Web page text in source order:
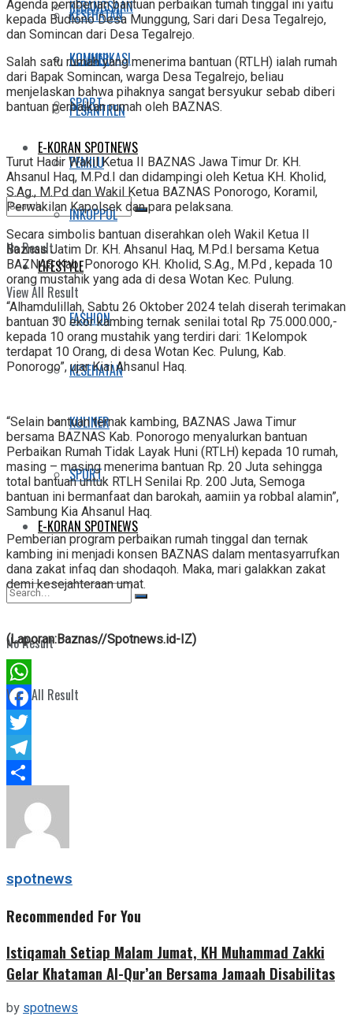
KESEHATAN
KULINER
SPORT
E-KORAN SPOTNEWS
No Result
View All Result
KEBANGSAAN
KOMUNIKASI
PESANTREN
PEMILU
INKOPPOL
LIFESTYLE
FASHION
KESEHATAN
KULINER
SPORT
E-KORAN SPOTNEWS
No Result
View All Result
Agenda pemberian bantuan perbaikan tumah tinggal ini yaitu
kepada Budiono Desa Munggung, Sari dari Desa Tegalrejo,
dan Somincan dari Desa Tegalrejo.
Salah satu rumah yang menerima bantuan (RTLH) ialah rumah
dari Bapak Somincan, warga Desa Tegalrejo, beliau
menjelaskan bahwa pihaknya sangat bersyukur sebab diberi
bantuan perbaikan rumah oleh BAZNAS.
Turut Hadir Wakil Ketua II BAZNAS Jawa Timur Dr. KH.
Ahsanul Haq, M.Pd.I dan didampingi oleh Ketua KH. Kholid,
S.Ag., M.Pd dan Wakil Ketua BAZNAS Ponorogo, Koramil,
Perwakilan Kapolsek dan para pelaksana.
Secara simbolis bantuan diserahkan oleh Wakil Ketua II
Baznas Jatim Dr. KH. Ahsanul Haq, M.Pd.I bersama Ketua
BAZNAS Kab. Ponorogo KH. Kholid, S.Ag., M.Pd , kepada 10
orang mustahik yang ada di desa Wotan Kec. Pulung.
“Alhamdulillah, Sabtu 26 Oktober 2024 telah diserah terimakan
bantuan 30 ekor kambing ternak senilai total Rp 75.000.000,-
kepada 10 orang mustahik yang terdiri dari: 1Kelompok
terdapat 10 Orang, di desa Wotan Kec. Pulung, Kab.
Ponorogo”, ujar Kiai Ahsanul Haq.
“Selain bantuan ternak kambing, BAZNAS Jawa Timur
bersama BAZNAS Kab. Ponorogo menyalurkan bantuan
Perbaikan Rumah Tidak Layak Huni (RTLH) kepada 10 rumah,
masing – masing menerima bantuan Rp. 20 Juta sehingga
total bantuan untuk RTLH Senilai Rp. 200 Juta, Semoga
bantuan ini bermanfaat dan barokah, aamiin ya robbal alamin”,
Sambung Kia Ahsanul Haq.
Pemberian program perbaikan rumah tinggal dan ternak
kambing ini menjadi konsen BAZNAS dalam mentasyarrufkan
dana zakat infaq dan shodaqoh. Maka, mari galakkan zakat
demi kesejahteraan umat.
(Laporan:Baznas//Spotnews.id-IZ)
WhatsApp
Facebook
Twitter
Telegram
spotnews
Recommended For You
Istiqamah Setiap Malam Jumat, KH Muhammad Zakki
Gelar Khataman Al-Qur’an Bersama Jamaah Disabilitas
by spotnews